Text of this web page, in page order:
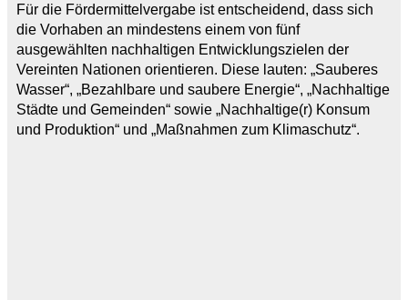
Für die Fördermittelvergabe ist entscheidend, dass sich
die Vorhaben an mindestens einem von fünf
ausgewählten nachhaltigen Entwicklungszielen der
Vereinten Nationen orientieren. Diese lauten: „Sauberes
Wasser“, „Bezahlbare und saubere Energie“, „Nachhaltige
Städte und Gemeinden“ sowie „Nachhaltige(r) Konsum
und Produktion“ und „Maßnahmen zum Klimaschutz“.